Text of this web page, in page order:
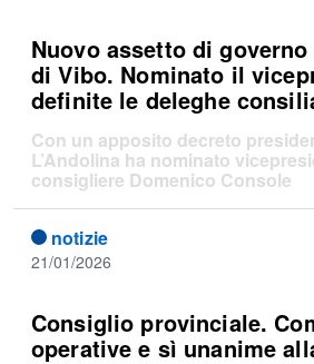
Nuovo assetto di
di Vibo. Nominato il
definite le deleghe
Con un apposito decreto
L’Andolina ha nominato
consigliere Domenico Console
notizie
21/01/2026
Consiglio provinciale.
operative e sì unanime